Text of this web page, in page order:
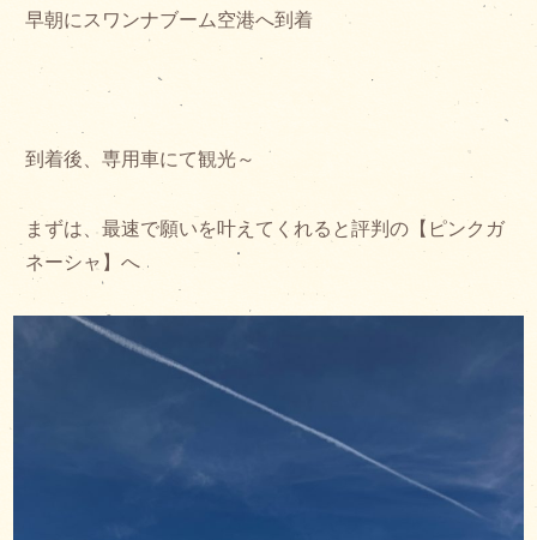
早朝にスワンナブーム空港へ到着
到着後、専用車にて観光～
まずは、最速で願いを叶えてくれると評判の【ピンクガ
ネーシャ】へ